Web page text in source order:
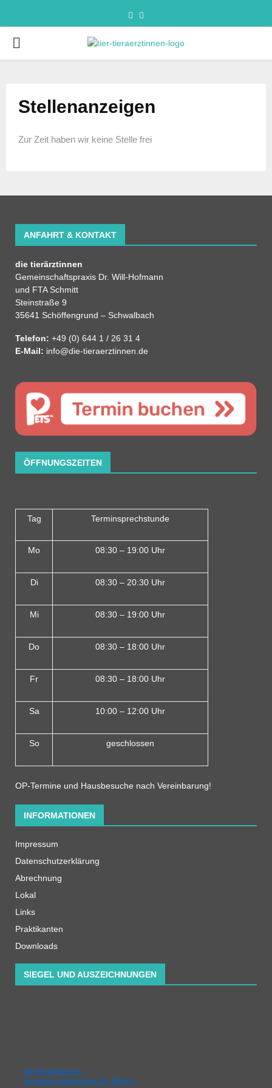
Stellenanzeigen
Zur Zeit haben wir keine Stelle frei
ANFAHRT & KONTAKT
die tierärztinnen
Gemeinschaftspraxis Dr. Will-Hofmann
und FTA Schmitt
Steinstraße 9
35641 Schöffengrund – Schwalbach
Telefon: +49 (0) 644 1 / 26 31 4
E-Mail: info@die-tieraerztinnen.de
ÖFFNUNGSZEITEN
Tag Terminsprechstunde
Mo 08:30 – 19:00 Uhr
Di 08:30 – 20:30 Uhr
Mi 08:30 – 19:00 Uhr
Do 08:30 – 18:00 Uhr
Fr 08:30 – 18:00 Uhr
Sa 10:00 – 12:00 Uhr
So geschlossen
OP-Termine und Hausbesuche nach Vereinbarung!
INFORMATIONEN
Impressum
Datenschutzerklärung
Abrechnung
Lokal
Links
Praktikanten
Downloads
SIEGEL UND AUSZEICHNUNGEN
die tierärztinnen –
Gemeinschaftspraxis Dr. Will-H…